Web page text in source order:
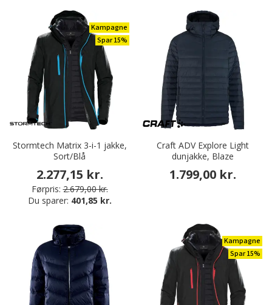
Kampagne
Spar 15%
Stormtech Matrix 3-i-1 jakke,
Sort/Blå
2.277,15 kr.
Førpris: 2.679,00 kr.
Du sparer: 401,85 kr.
Craft ADV Explore Light
dunjakke, Blaze
1.799,00 kr.
Kampagne
Spar 15%